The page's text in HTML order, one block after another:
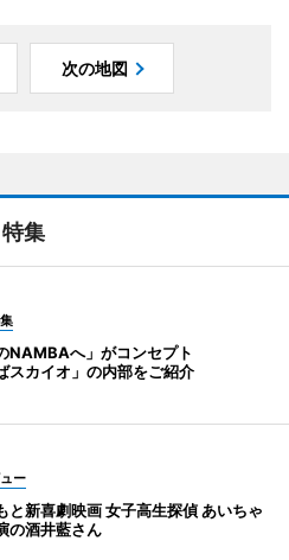
次の地図
特集
NAMBAへ」がコンセプト
スカイオ」の内部をご紹介
ー
と新喜劇映画 女子高生探偵 あいちゃ
の酒井藍さん